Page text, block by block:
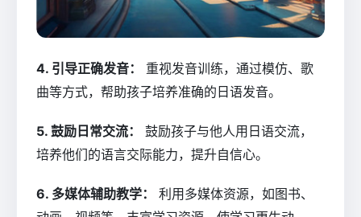
4. 引导正确发音：
重视发音训练，通过模仿、歌
曲等方式，帮助孩子培养准确的日语发音。
5. 鼓励日常交流：
鼓励孩子与他人用日语交流，
培养他们的语言交际能力，提升自信心。
6. 多媒体辅助教学：
利用多媒体资源，如图书、